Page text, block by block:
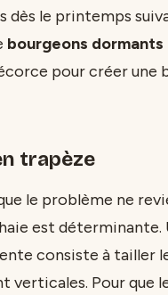
dès le printemps
bourgeons dormants
pour créer une
trapèze
le problème ne
est déterminante.
consiste à tailler
verticales. Pour que